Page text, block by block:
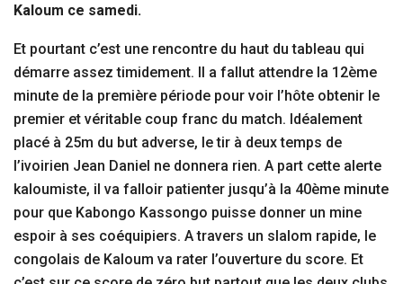
Kaloum ce samedi.
Et pourtant c’est une rencontre du haut du tableau qui
démarre assez timidement. Il a fallut attendre la 12ème
minute de la première période pour voir l’hôte obtenir le
premier et véritable coup franc du match. Idéalement
placé à 25m du but adverse, le tir à deux temps de
l’ivoirien Jean Daniel ne donnera rien. A part cette alerte
kaloumiste, il va falloir patienter jusqu’à la 40ème minute
pour que Kabongo Kassongo puisse donner un mine
espoir à ses coéquipiers. A travers un slalom rapide, le
congolais de Kaloum va rater l’ouverture du score. Et